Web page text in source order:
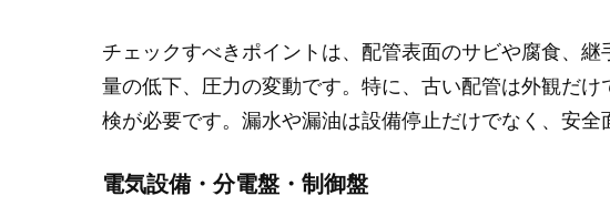
チェックすべきポイントは、配管表面のサビや腐食、
量の低下、圧力の変動です。特に、古い配管は外観だ
検が必要です。漏水や漏油は設備停止だけでなく、安全
電気設備・分電盤・制御盤